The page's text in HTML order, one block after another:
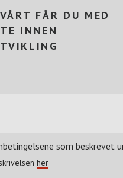
FÅR DU MED
INNEN
som beskrevet
her